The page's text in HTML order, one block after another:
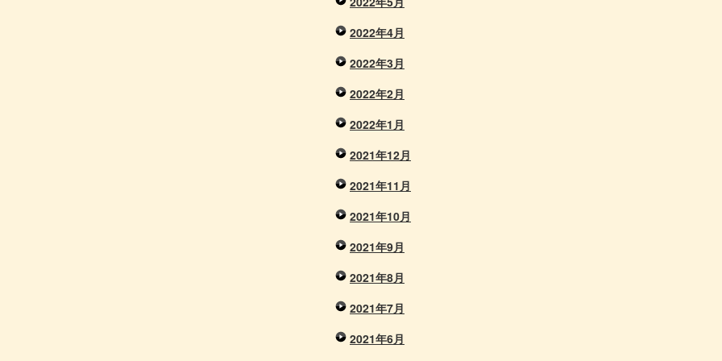
2022年4月
2022年3月
2022年2月
2022年1月
2021年12月
2021年11月
2021年10月
2021年9月
2021年8月
2021年7月
2021年6月